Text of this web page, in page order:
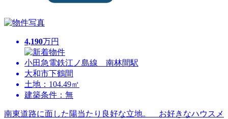
4,190万円
小田急電鉄江ノ島線 南林間駅
大和市下鶴間
土地：104.49㎡
建築条件：無
南東道路に面した陽当たり良好な立地。 お好きなハウスメ